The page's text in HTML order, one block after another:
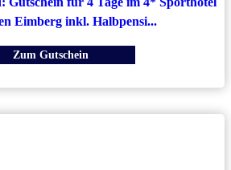
Eimberg inkl. Halbpensi...
Zum Gutschein